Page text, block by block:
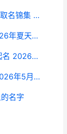
2026年6月10日出生的男生有寓意的取名锦集 2026年6月10日出生五行缺什么
2026年夏天出生的叫啥子名字好 2026年夏天出生的女孩名字
2026年农历五月十八日出生的男生起名 2026年农历五月二十六
2026年5月出生的宝宝五行属啥子 2026年5月出生的宝宝属什么
名字